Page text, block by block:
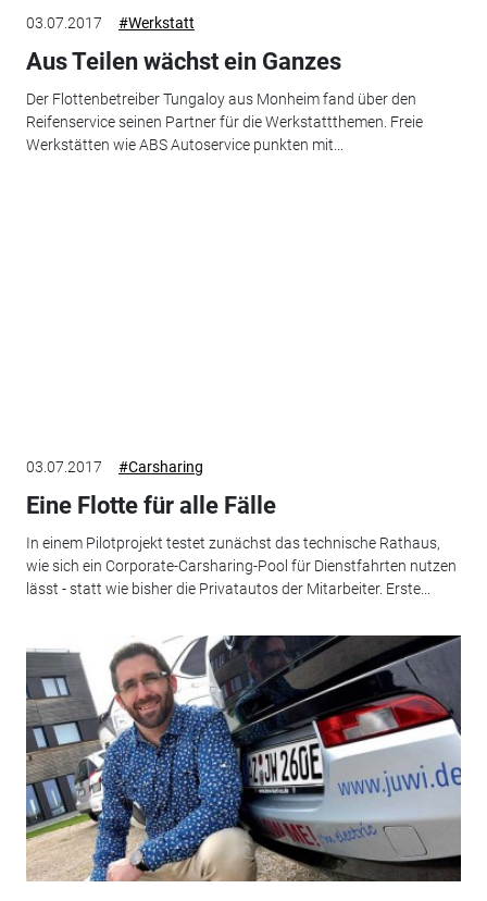
03.07.2017 #Werkstatt
Aus Teilen wächst ein Ganzes
Der Flottenbetreiber Tungaloy aus Monheim fand über den
Reifenservice seinen Partner für die Werkstattthemen. Freie
Werkstätten wie ABS Autoservice punkten mit...
03.07.2017 #Carsharing
Eine Flotte für alle Fälle
In einem Pilotprojekt testet zunächst das technische Rathaus,
wie sich ein Corporate-Carsharing-Pool für Dienstfahrten nutzen
lässt - statt wie bisher die Privatautos der Mitarbeiter. Erste...